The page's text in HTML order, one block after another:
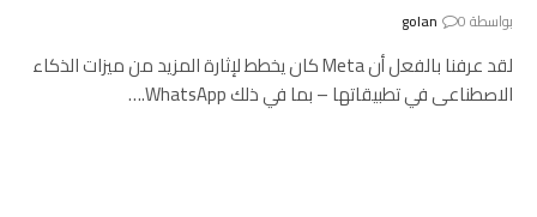
بواسطة golan 0
لقد عرفنا بالفعل أن Meta كان يخطط لإثارة المزيد من ميزات الذكاء
الاصطناعى في تطبيقاتها – بما في ذلك WhatsApp.…